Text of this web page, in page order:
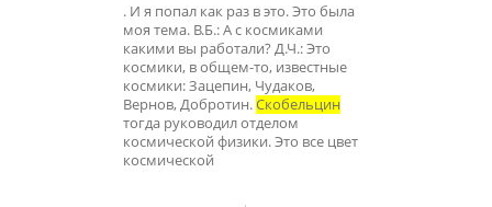
. И я попал как раз в это. Это была
моя тема. В.Б.: А с космиками
какими вы работали? Д.Ч.: Это
космики, в общем-то, известные
космики: Зацепин, Чудаков,
Вернов, Добротин.Скобельцин
тогда руководил отделом
космической физики. Это все цвет
космической